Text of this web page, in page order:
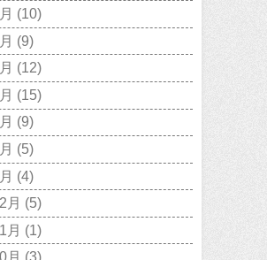
(10)
(9)
(12)
(15)
(9)
(5)
(4)
月 (5)
月 (1)